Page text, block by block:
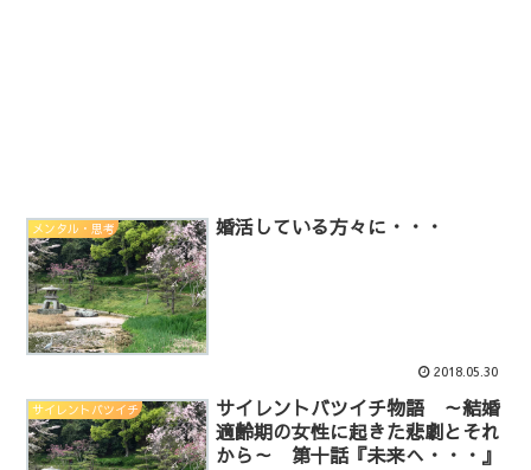
メンタル・思考 婚活している方々に・・・
2018.05.30
サイレントバツイチ
サイレントバツイチ物語 ～結婚
適齢期の女性に起きた悲劇とそれ
から～ 第十話『未来へ・・・』